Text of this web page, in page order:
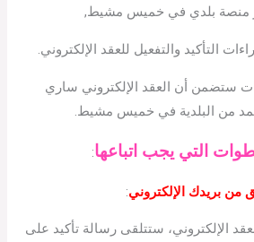
منصة بلدي في خميس مشيط,
التأكيد والتفعيل للعقد الإلكتروني.
ستضمن أن العقد الإلكتروني ساري
من البلدية في خميس مشيط.
التي يجب اتباعها:
من بريدك الإلكتروني:
الإلكتروني، ستتلقى رسالة تأكيد على